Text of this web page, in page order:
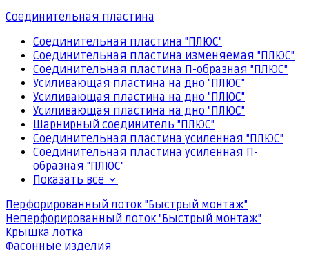
Соединительная пластина
Соединительная пластина "ПЛЮС"
Соединительная пластина изменяемая "ПЛЮС"
Соединительная пластина П-образная "ПЛЮС"
Усиливающая пластина на дно "ПЛЮС"
Усиливающая пластина на дно "ПЛЮС"
Усиливающая пластина на дно "ПЛЮС"
Шарнирный соединитель "ПЛЮС"
Соединительная пластина усиленная "ПЛЮС"
Соединительная пластина усиленная П-
образная "ПЛЮС"
Показать все
Перфорированный лоток "Быстрый монтаж"
Неперфорированный лоток "Быстрый монтаж"
Крышка лотка
Фасонные изделия